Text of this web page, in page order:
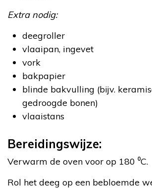
Extra nodig:
deegroller
vlaaipan, ingevet
vork
bakpapier
blinde bakvulling (bijv.
gedroogde bonen)
vlaaistans
Bereidingswijze:
Verwarm de oven voor op 180 ⁰C.
Rol het deeg op een bebloemde